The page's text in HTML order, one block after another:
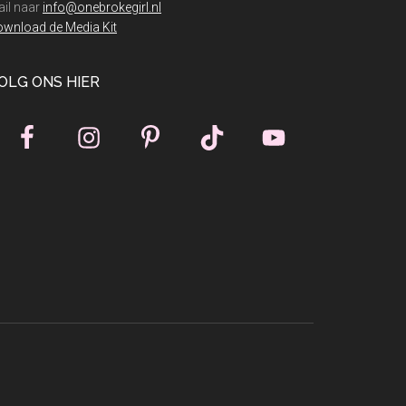
naar info@onebrokegirl.nl
de Media Kit
ONS HIER